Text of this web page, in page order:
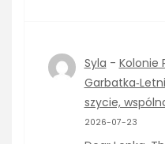
Syla - Kolonie
szycie,
2026-07-23